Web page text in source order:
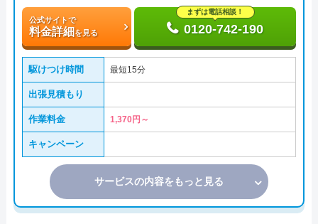
公式サイトで
料金詳細を見る
まずは電話相談！
0120-742-190
駆けつけ時間 最短15分
出張見積もり
作業料金 1,370円～
キャンペーン
サービスの内容をもっと見る